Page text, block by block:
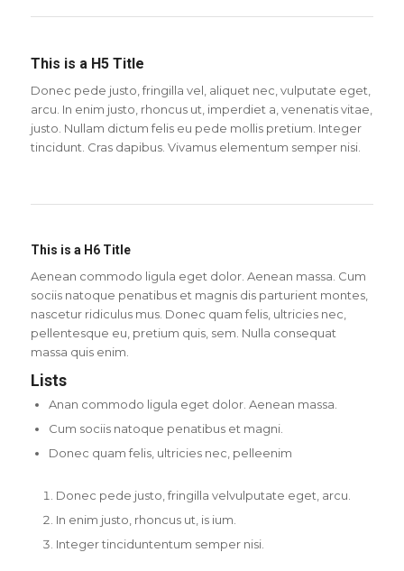
This is a H5 Title
Donec pede justo, fringilla vel, aliquet nec, vulputate eget,
arcu. In enim justo, rhoncus ut, imperdiet a, venenatis vitae,
justo. Nullam dictum felis eu pede mollis pretium. Integer
tincidunt. Cras dapibus. Vivamus elementum semper nisi.
This is a H6 Title
Aenean commodo ligula eget dolor. Aenean massa. Cum
sociis natoque penatibus et magnis dis parturient montes,
nascetur ridiculus mus. Donec quam felis, ultricies nec,
pellentesque eu, pretium quis, sem. Nulla consequat
massa quis enim.
Lists
Anan commodo ligula eget dolor. Aenean massa.
Cum sociis natoque penatibus et magni.
Donec quam felis, ultricies nec, pelleenim
Donec pede justo, fringilla velvulputate eget, arcu.
In enim justo, rhoncus ut, is ium.
Integer tinciduntentum semper nisi.